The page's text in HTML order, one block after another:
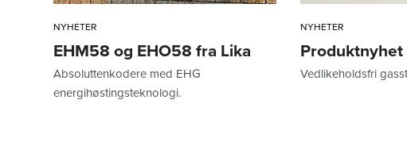
NYHETER
EHM58 og EHO58 fra Lika
Absoluttenkodere med EHG
energihøstingsteknologi.
NYHETER
Produktnyhet
Vedlikeholdsfri